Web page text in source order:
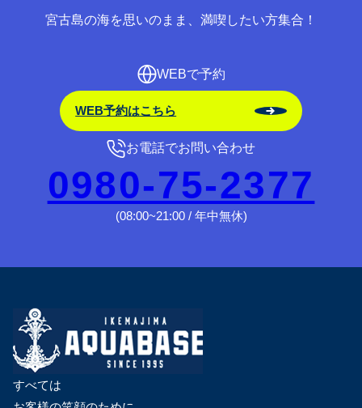
宮古島の海を思いのまま、満喫したい方集合！
WEBで予約
WEB予約はこちら
お電話でお問い合わせ
0980-75-2377
(08:00~21:00 / 年中無休)
すべては